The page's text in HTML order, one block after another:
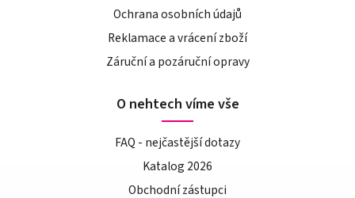
Ochrana osobních údajů
Reklamace a vrácení zboží
Záruční a pozáruční opravy
O nehtech víme vše
FAQ - nejčastější dotazy
Katalog 2026
Obchodní zástupci